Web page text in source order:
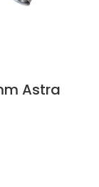
Astra